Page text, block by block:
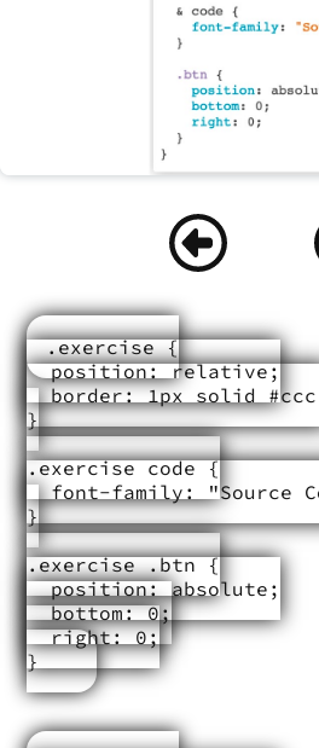
.exercise {
  position: relative;
border: 1px solid
}
.exercise code {
font-family: "Source
}
.exercise .btn {
  position: absolute;
  bottom: 0;
  right: 0;
}